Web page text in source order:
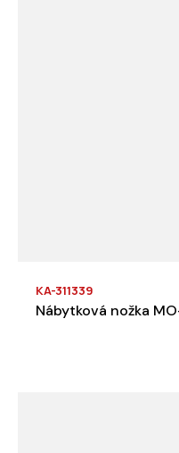
KA-311339
Nábytková nožka